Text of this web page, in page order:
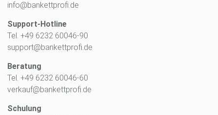
info@bankettprofi.de
Support-Hotline
Tel. +49 6232 60046-90
support@bankettprofi.de
Beratung
Tel. +49 6232 60046-60
verkauf@bankettprofi.de
Schulung